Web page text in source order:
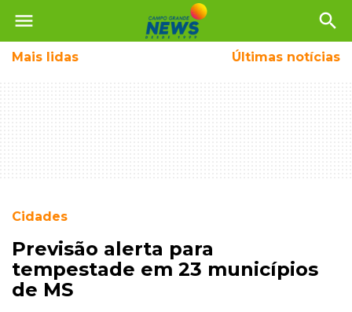
menu search
Mais lidas Últimas notícias
Cidades
Previsão alerta para
tempestade em 23 municípios
de MS